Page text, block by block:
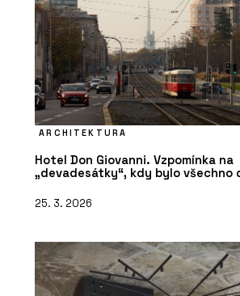
ARCHITEKTURA
Hotel Don Giovanni. Vzpomínka na
„devadesátky“, kdy bylo všechno
25. 3. 2026